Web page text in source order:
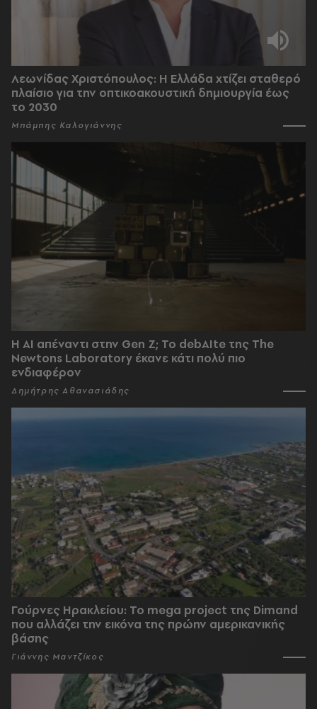
Λεωνίδας Χριστόπουλος: Η Ελλάδα χτίζει σταθερό
πλαίσιο για την οπτικοακουστική δημιουργία έως
το 2030
Μπάμπης Καλογιάννης
Η AI απέναντι στην Gen Z; Το debAIte της The
Newtons Laboratory έκανε κάτι πολύ πιο
ενδιαφέρον
Δημήτρης Αθανασιάδης
Γούρνες Ηρακλείου: To mega project της Dimand
που αλλάζει την εικόνα της πρώην αμερικανικής
βάσης
Γιάννης Μαντζίκος